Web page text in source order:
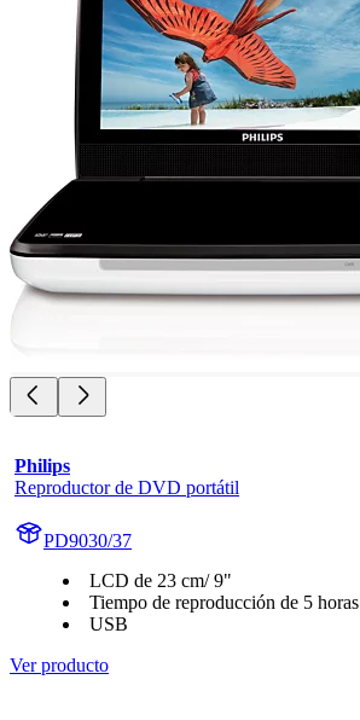
Philips
Reproductor de DVD portátil
PD9030/37
LCD de 23 cm/ 9"
Tiempo de reproducción de 5 horas
USB
Ver producto